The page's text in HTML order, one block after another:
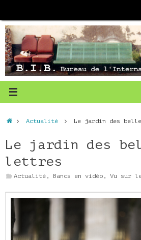
contenu
Accueil
Actualité Le jardin des
Le jardin des
lettres
Actualité, Bancs en vidéo, Vu sur